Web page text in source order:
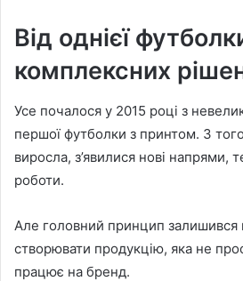
Від однієї
комплексних
Усе почалося у 2015 році з
першої футболки з принтом. З
виросла, з’явилися нові напрями,
роботи.
Але головний принцип залишився
створювати продукцію, яка не
працює на бренд.